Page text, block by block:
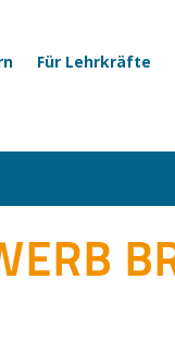
Für Lehrkräfte